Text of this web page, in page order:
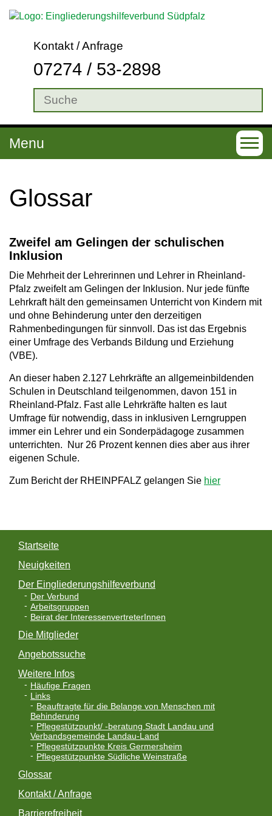
Kontakt / Anfrage
07274 / 53-2898
T
o
a
v
Menu
Glos­sar
Zweifel am Gelingen der schulischen
Inklusion
Die Mehrheit der Lehrerinnen und Lehrer in Rheinland-
Pfalz zweifelt am Gelingen der Inklusion. Nur jede fünfte
Lehrkraft hält den gemeinsamen Unterricht von Kindern mit
und ohne Behinderung unter den derzeitigen
Rahmenbedingungen für sinnvoll. Das ist das Ergebnis
einer Umfrage des Verbands Bildung und Erziehung
(VBE).
An dieser haben 2.127 Lehrkräfte an allgemeinbildenden
Schulen in Deutschland teilgenommen, davon 151 in
Rheinland-Pfalz. Fast alle Lehrkräfte halten es laut
Umfrage für notwendig, dass in inklusiven Lerngruppen
immer ein Lehrer und ein Sonderpädagoge zusammen
unterrichten. Nur 26 Prozent kennen dies aber aus ihrer
eigenen Schule.
Zum Bericht der RHEINPFALZ gelangen Sie hier
Startseite
Neuigkeiten
Der Eingliederungshilfeverbund
Der Verbund
Arbeitsgruppen
Beirat der InteressenvertreterInnen
Die Mitglieder
Angebotssuche
Weitere Infos
Häufige Fragen
Links
Beauftragte für die Belange von Menschen mit
Behinderung
Pflegestützpunkt/ -beratung Stadt Landau und
Verbandsgemeinde Landau-Land
Pflegestützpunkte Kreis Germersheim
Pflegestützpunkte Südliche Weinstraße
Glossar
Kontakt / Anfrage
Barrierefreiheit